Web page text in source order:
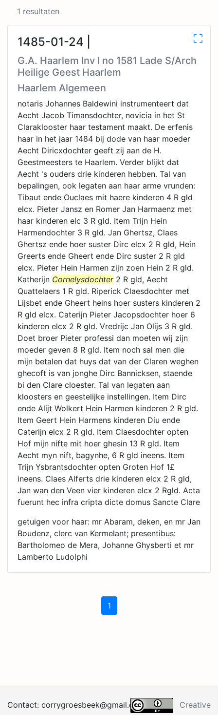
1 resultaten
1485-01-24 |
G.A. Haarlem Inv I no 1581 Lade S/Arch
Heilige Geest Haarlem
Haarlem Algemeen
notaris Johannes Baldewini instrumenteert dat
Aecht Jacob Timansdochter, novicia in het St
Claraklooster haar testament maakt. De erfenis
haar in het jaar 1484 bij dode van haar moeder
Aecht Diricxdochter geeft zij aan de H.
Geestmeesters te Haarlem. Verder blijkt dat
Aecht 's ouders drie kinderen hebben. Tal van
bepalingen, ook legaten aan haar arme vrunden:
Tibaut ende Ouclaes mit haere kinderen 4 R gld
elcx. Pieter Jansz en Romer Jan Harmaenz met
haar kinderen elc 3 R gld. Item Trijn Hein
Harmendochter 3 R gld. Jan Ghertsz, Claes
Ghertsz ende hoer suster Dirc elcx 2 R gld, Hein
Greerts ende Gheert ende Dirc suster 2 R gld
elcx. Pieter Hein Harmen zijn zoen Hein 2 R gld.
Katherijn Cornelysdochter2 R gld, Aecht
Quattelaers 1 R gld. Riperick Claesdochter met
Lijsbet ende Gheert heins hoer susters kinderen 2
R gld elcx. Caterijn Pieter Jacopsdochter hoer 6
kinderen elcx 2 R gld. Vredrijc Jan Olijs 3 R gld.
Doet broer Pieter professi dan moeten wij zijn
moeder geven 8 R gld. Item noch sal men die
mijn betalen dat huys dat van der Claren weghen
ghecoft is van jonghe Dirc Bannicksen, staende
bi den Clare cloester. Tal van legaten aan
kloosters en geestelijke instellingen. Item Dirc
ende Alijt Wolkert Hein Harmen kinderen 2 R gld.
Item Geert Hein Harmens kinderen Diu ende
Caterijn elcx 2 R gld. Item Claesdochter opten
Hof mijn nifte mit hoer ghesin 13 R gld. Item
Aecht myn nift, bagynhe, 6 R gld ineens. Item
Trijn Ysbrantsdochter opten Groten Hof 1£
ineens. Claes Alferts drie kinderen elcx 2 R gld,
Jan wan den Veen vier kinderen elcx 2 Rgld. Acta
fuerunt hec infra cripta dicte domus Sancte Clare
getuigen voor haar: mr Abaram, deken, en mr Jan
Boudenz, clerc van Kermelant; presentibus:
Bartholomeo de Mera, Johanne Ghysberti et mr
Lamberto Ludolphi
1
Contact: corrygroesbeek@gmail.com Creative